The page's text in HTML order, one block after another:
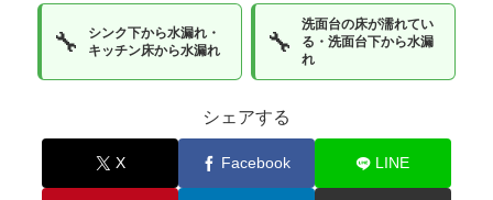
🔧
シンク下から水漏れ・
キッチン床から水漏れ
🔧
洗面台の床が濡れてい
る・洗面台下から水漏
れ
シェアする
X Facebook LINE